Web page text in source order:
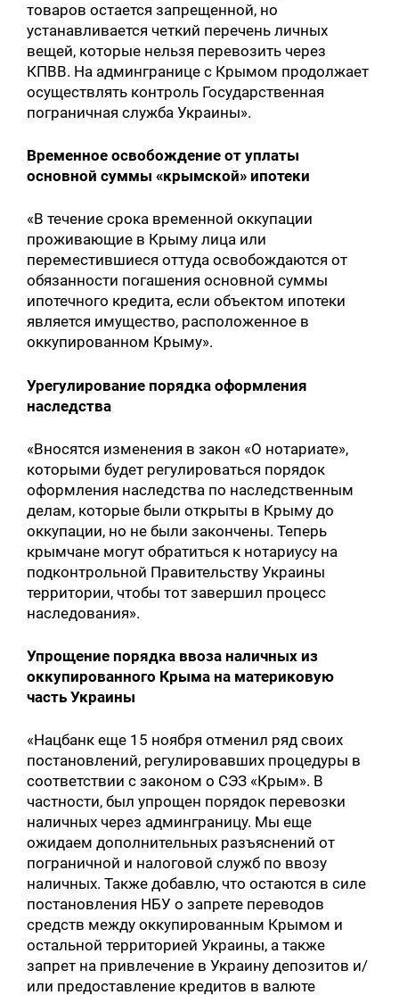
товаров остается запрещенной, но
устанавливается четкий перечень личных
вещей, которые нельзя перевозить через
КПВВ. На админгранице с Крымом продолжает
осуществлять контроль Государственная
пограничная служба Украины».
Временное освобождение от уплаты
основной суммы «крымской» ипотеки
«В течение срока временной оккупации
проживающие в Крыму лица или
переместившиеся оттуда освобождаются от
обязанности погашения основной суммы
ипотечного кредита, если объектом ипотеки
является имущество, расположенное в
оккупированном Крыму».
Урегулирование порядка оформления
наследства
«Вносятся изменения в закон «О нотариате»,
которыми будет регулироваться порядок
оформления наследства по наследственным
делам, которые были открыты в Крыму до
оккупации, но не были закончены. Теперь
крымчане могут обратиться к нотариусу на
подконтрольной Правительству Украины
территории, чтобы тот завершил процесс
наследования».
Упрощение порядка ввоза наличных из
оккупированного Крыма на материковую
часть Украины
«Нацбанк еще 15 ноября отменил ряд своих
постановлений, регулировавших процедуры в
соответствии с законом о СЭЗ «Крым». В
частности, был упрощен порядок перевозки
наличных через админграницу. Мы еще
ожидаем дополнительных разъяснений от
пограничной и налоговой служб по ввозу
наличных. Также добавлю, что остаются в силе
постановления НБУ о запрете переводов
средств между оккупированным Крымом и
остальной территорией Украины, а также
запрет на привлечение в Украину депозитов и/
или предоставление кредитов в валюте